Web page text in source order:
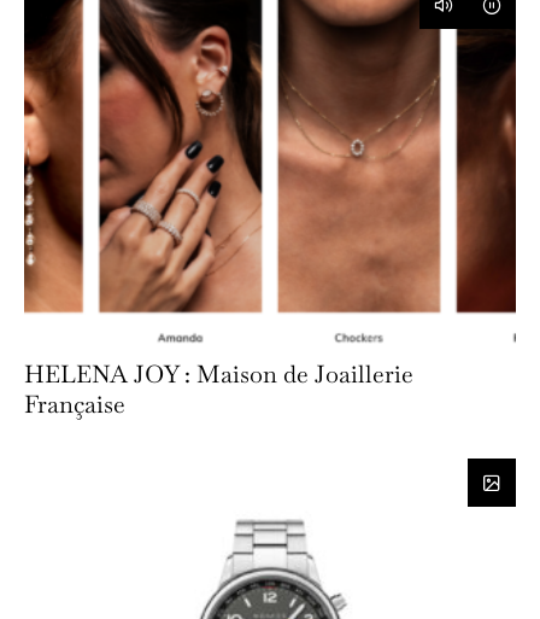
HELENA JOY : Maison de Joaillerie
Française